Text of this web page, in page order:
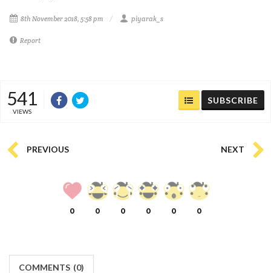
8th November 2018, 5:58 pm piyarak_s
Report
541
VIEWS
SUBSCRIBE
PREVIOUS NEXT
0 0 0 0 0 0
COMMENTS (0)